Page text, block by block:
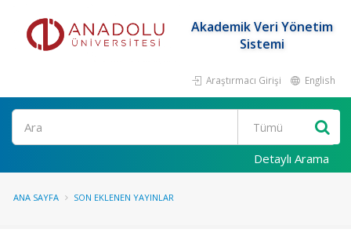
Akademik Veri Yönetim
Sistemi
Araştırmacı Girişi English
Ara
Detaylı Arama
ANA SAYFA SON EKLENEN YAYINLAR